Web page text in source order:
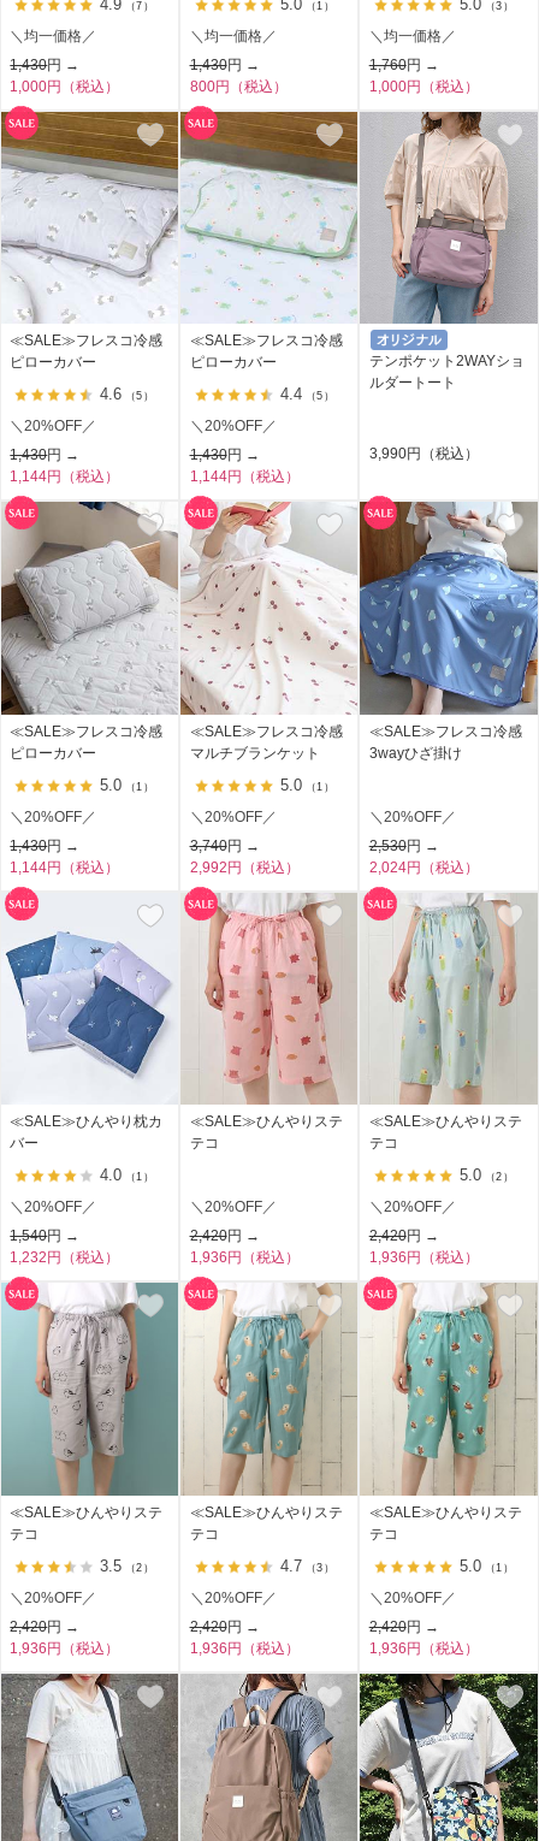
4.9 （7）
＼均一価格／
1,430円 →
1,000円（税込）
5.0 （1）
＼均一価格／
1,430円 →
800円（税込）
5.0 （3）
＼均一価格／
1,760円 →
1,000円（税込）
≪SALE≫フレスコ冷感
ピローカバー
4.6 （5）
＼20%OFF／
1,430円 →
1,144円（税込）
≪SALE≫フレスコ冷感
ピローカバー
4.4 （5）
＼20%OFF／
1,430円 →
1,144円（税込）
テンポケット2WAYショ
ルダートート
3,990円（税込）
≪SALE≫フレスコ冷感
ピローカバー
5.0 （1）
＼20%OFF／
1,430円 →
1,144円（税込）
≪SALE≫フレスコ冷感
マルチブランケット
5.0 （1）
＼20%OFF／
3,740円 →
2,992円（税込）
≪SALE≫フレスコ冷感
3wayひざ掛け
＼20%OFF／
2,530円 →
2,024円（税込）
≪SALE≫ひんやり枕カ
バー
4.0 （1）
＼20%OFF／
1,540円 →
1,232円（税込）
≪SALE≫ひんやりステ
テコ
＼20%OFF／
2,420円 →
1,936円（税込）
≪SALE≫ひんやりステ
テコ
5.0 （2）
＼20%OFF／
2,420円 →
1,936円（税込）
≪SALE≫ひんやりステ
テコ
3.5 （2）
＼20%OFF／
2,420円 →
1,936円（税込）
≪SALE≫ひんやりステ
テコ
4.7 （3）
＼20%OFF／
2,420円 →
1,936円（税込）
≪SALE≫ひんやりステ
テコ
5.0 （1）
＼20%OFF／
2,420円 →
1,936円（税込）